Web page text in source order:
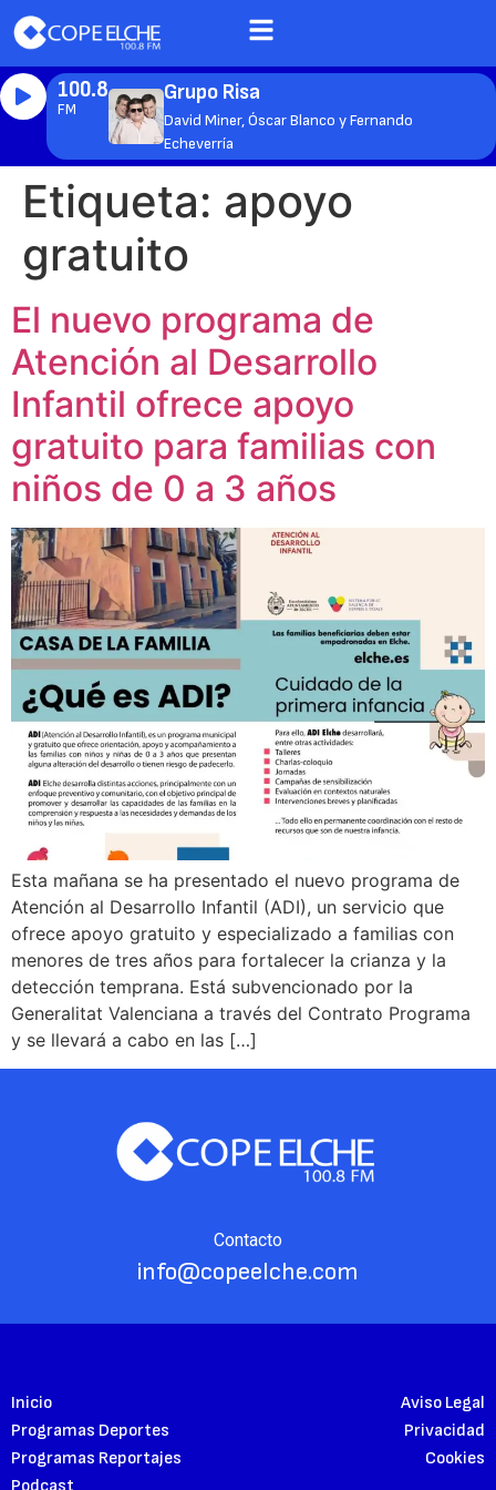
100.8
FM
Grupo Risa
David Miner, Óscar Blanco y Fernando
Echeverría
Etiqueta: apoyo
gratuito
El nuevo programa de
Atención al Desarrollo
Infantil ofrece apoyo
gratuito para familias con
niños de 0 a 3 años
Esta mañana se ha presentado el nuevo programa de
Atención al Desarrollo Infantil (ADI), un servicio que
ofrece apoyo gratuito y especializado a familias con
menores de tres años para fortalecer la crianza y la
detección temprana. Está subvencionado por la
Generalitat Valenciana a través del Contrato Programa
y se llevará a cabo en las […]
Contacto
info@copeelche.com
Inicio
Programas Deportes
Programas Reportajes
Aviso Legal
Privacidad
Cookies